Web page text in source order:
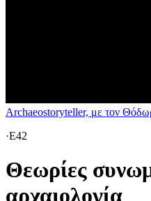
Archaeostoryteller, με τον
·E42
Θεωρίες
αρχαιολογία